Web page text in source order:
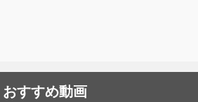
おすすめ動画